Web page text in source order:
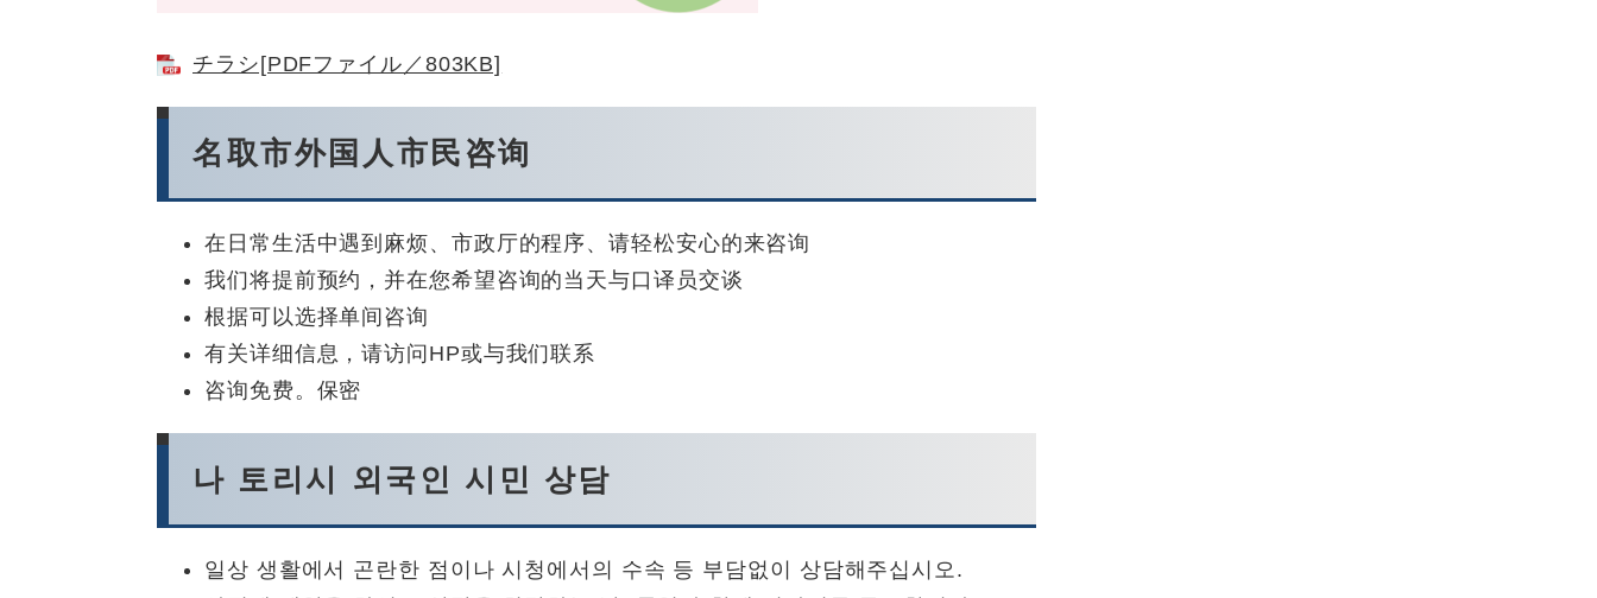
チラシ[PDFファイル／803KB]
名取市外国人市民咨询
在日常生活中遇到麻烦、市政厅的程序、请轻松安心的来咨询
我们将提前预约，并在您希望咨询的当天与口译员交谈
根据可以选择单间咨询
有关详细信息，请访问HP或与我们联系
咨询免费。保密
나 토리시 외국인 시민 상담
일상 생활에서 곤란한 점이나 시청에서의 수속 등 부담없이 상담해주십시오.